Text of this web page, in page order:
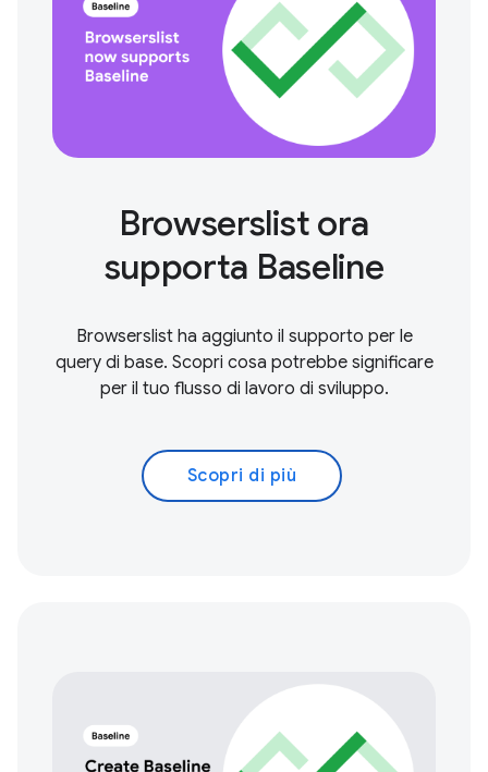
Browserslist ora
supporta Baseline
Browserslist ha aggiunto il supporto per le
query di base. Scopri cosa potrebbe significare
per il tuo flusso di lavoro di sviluppo.
Scopri di più